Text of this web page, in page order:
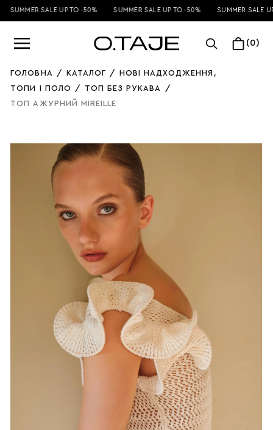
SUMMER SALE UP TO -50% SUMMER SALE UP TO -50% SUMMER SALE
(0)
ГОЛОВНА / КАТАЛОГ / НОВІ НАДХОДЖЕННЯ ,
ТОПИ І ПОЛО / ТОП БЕЗ РУКАВА /
ТОП АЖУРНИЙ MIREILLE